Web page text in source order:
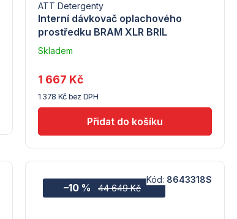
Interní dávkovač oplachového
prostředku BRAM XLR BRIL
ATT Detergenty
Skladem
dodavatele
(5) -
ATT
1 378 Kč bez DPH
1 667 Kč
44 649 Kč
–10 %
Kód: 8643318S